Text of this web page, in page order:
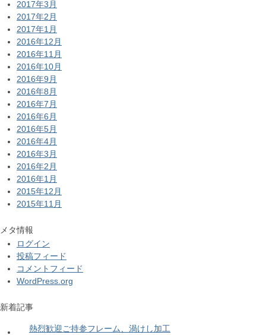
2017年3月
2017年2月
2017年1月
2016年12月
2016年11月
2016年10月
2016年9月
2016年8月
2016年7月
2016年6月
2016年5月
2016年4月
2016年3月
2016年2月
2016年1月
2015年12月
2015年11月
メタ情報
ログイン
投稿フィード
コメントフィード
WordPress.org
新着記事
熱烈歓迎ご持参フレーム、渦けし加工